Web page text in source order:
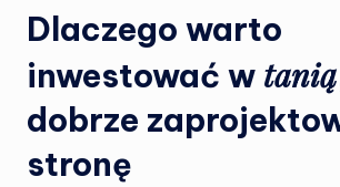
Dlaczego warto
inwestować w tanią
dobrze
stronę